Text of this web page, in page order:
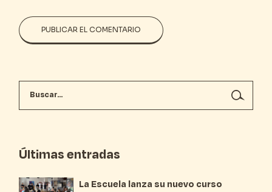
PUBLICAR EL COMENTARIO
Últimas entradas
La Escuela lanza su nuevo curso